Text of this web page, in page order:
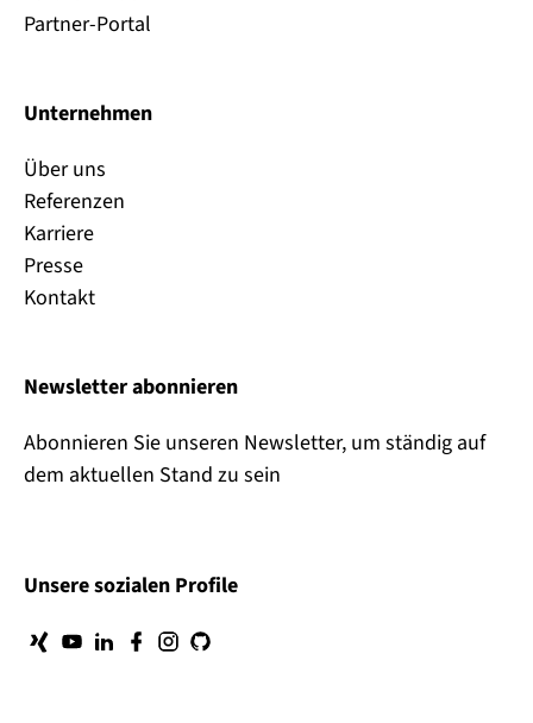
Partner-Portal
Unternehmen
Über uns
Referenzen
Karriere
Presse
Kontakt
Newsletter abonnieren
Abonnieren Sie unseren Newsletter, um ständig auf
dem aktuellen Stand zu sein
Unsere sozialen Profile